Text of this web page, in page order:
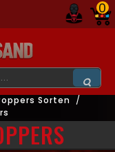
0
Sorten